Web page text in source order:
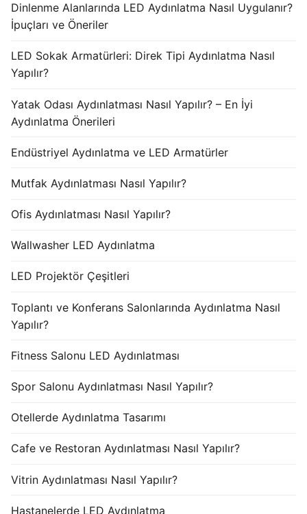
Dinlenme Alanlarında LED Aydınlatma Nasıl Uygulanır?
İpuçları ve Öneriler
LED Sokak Armatürleri: Direk Tipi Aydınlatma Nasıl
Yapılır?
Yatak Odası Aydınlatması Nasıl Yapılır? – En İyi
Aydınlatma Önerileri
Endüstriyel Aydınlatma ve LED Armatürler
Mutfak Aydınlatması Nasıl Yapılır?
Ofis Aydınlatması Nasıl Yapılır?
Wallwasher LED Aydınlatma
LED Projektör Çeşitleri
Toplantı ve Konferans Salonlarında Aydınlatma Nasıl
Yapılır?
Fitness Salonu LED Aydınlatması
Spor Salonu Aydınlatması Nasıl Yapılır?
Otellerde Aydınlatma Tasarımı
Cafe ve Restoran Aydınlatması Nasıl Yapılır?
Vitrin Aydınlatması Nasıl Yapılır?
Hastanelerde LED Aydınlatma